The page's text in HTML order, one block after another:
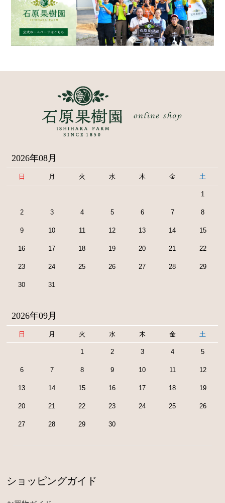
2026年08月
日 月 火 水 木 金 土
1
2 3 4 5 6 7 8
9 10 11 12 13 14 15
16 17 18 19 20 21 22
23 24 25 26 27 28 29
30 31
2026年09月
日 月 火 水 木 金 土
1 2 3 4 5
6 7 8 9 10 11 12
13 14 15 16 17 18 19
20 21 22 23 24 25 26
27 28 29 30
ショッピングガイド